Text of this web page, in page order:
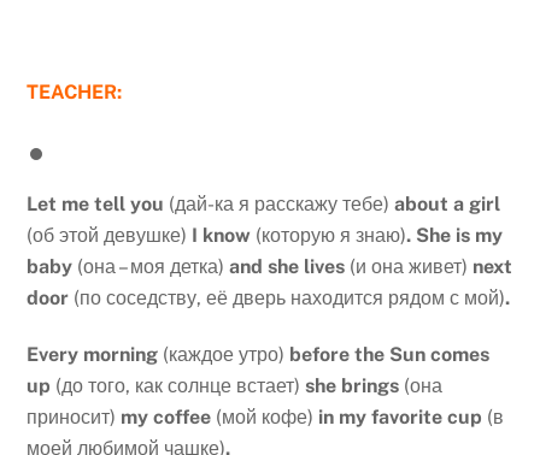
TEACHER:
Let me tell you (дай-ка я расскажу тебе)about a girl
(об этой девушке) I know (которую я знаю). She is my
baby (она – моя детка)and she lives (и она живет) next
door (по соседству, её дверь находится рядом с мой).
Every morning (каждое утро) before the Sun comes
up (до того, как солнце встает)she brings (она
приносит) my coffee (мой кофе) in my favorite cup (в
моей любимой чашке).